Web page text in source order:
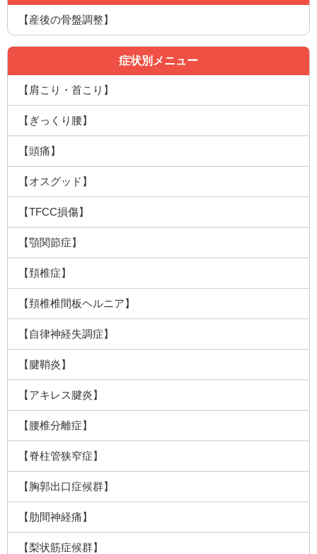
【産後の骨盤調整】
症状別メニュー
【肩こり・首こり】
【ぎっくり腰】
【頭痛】
【オスグッド】
【TFCC損傷】
【顎関節症】
【頚椎症】
【頚椎椎間板ヘルニア】
【自律神経失調症】
【腱鞘炎】
【アキレス腱炎】
【腰椎分離症】
【脊柱管狭窄症】
【胸郭出口症候群】
【肋間神経痛】
【梨状筋症候群】